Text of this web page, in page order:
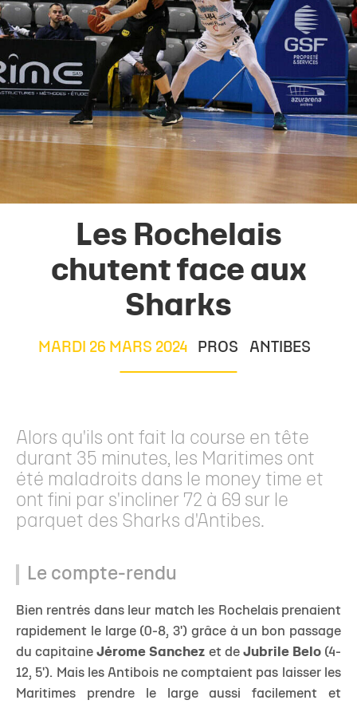
Les Rochelais
chutent face aux
Sharks
MARDI 26 MARS 2024 PROS ANTIBES
Alors qu'ils ont fait la course en tête
durant 35 minutes, les Maritimes ont
été maladroits dans le money time et
ont fini par s'incliner 72 à 69 sur le
parquet des Sharks d'Antibes.
Le compte-rendu
Bien rentrés dans leur match les Rochelais prenaient
rapidement le large (0-8, 3') grâce à un bon passage
du capitaineJérome Sanchez et de Jubrile Belo (4-
12, 5'). Mais les Antibois ne comptaient pas laisser les
Maritimes prendre le large aussi facilement et